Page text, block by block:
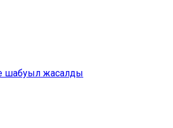
шабуыл жасалды